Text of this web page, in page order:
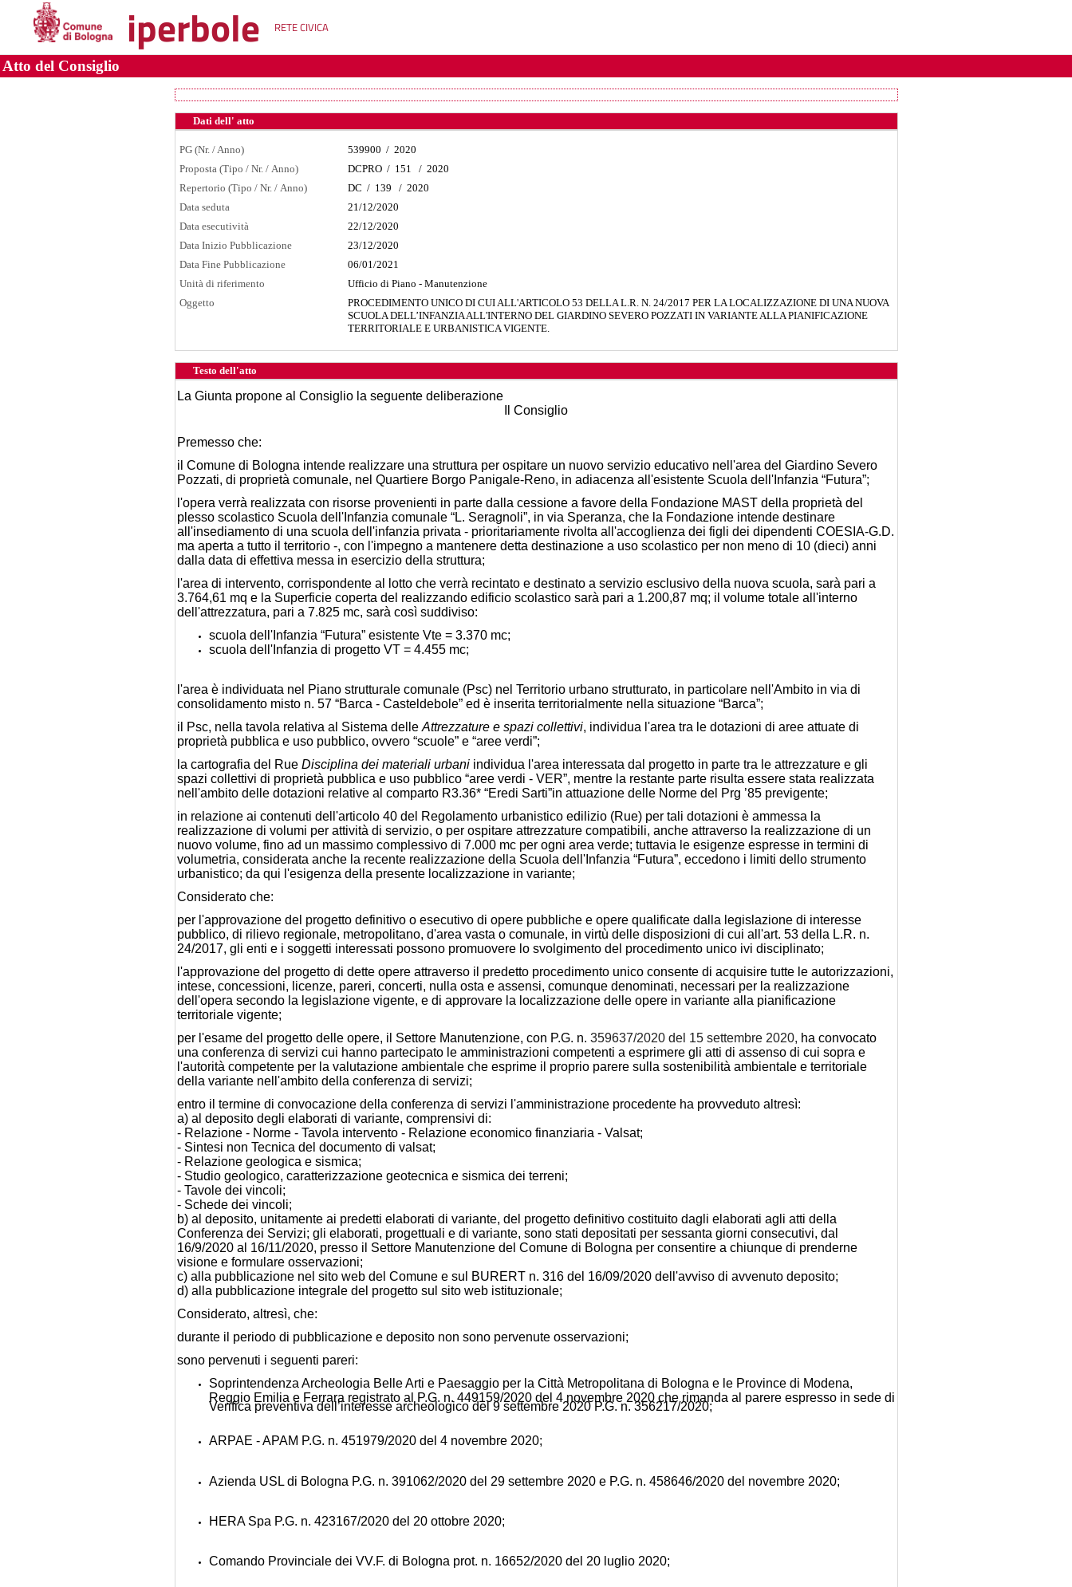
iperbole RETE CIVICA
Atto del Consiglio
Dati dell' atto
PG (Nr. / Anno) 539900 / 2020
Proposta (Tipo / Nr. / Anno)
DCPRO / 151 / 2020
Repertorio (Tipo / Nr. / Anno)
DC / 139 / 2020
Data seduta
21/12/2020
Data esecutività
22/12/2020
Data Inizio Pubblicazione
23/12/2020
Data Fine Pubblicazione
06/01/2021
Unità di riferimento
Ufficio di Piano - Manutenzione
Oggetto
PROCEDIMENTO UNICO DI CUI ALL'ARTICOLO 53 DELLA L.R. N. 24/2017 PER LA LOCALIZZAZIONE DI UNA NUOVA
SCUOLA DELL’INFANZIA ALL'INTERNO DEL GIARDINO SEVERO POZZATI IN VARIANTE ALLA PIANIFICAZIONE
TERRITORIALE E URBANISTICA VIGENTE.
Testo dell'atto
La Giunta propone al Consiglio la seguente deliberazione
Il Consiglio
Premesso che:
il Comune di Bologna intende realizzare una struttura per ospitare un nuovo servizio educativo nell'area del Giardino Severo
Pozzati, di proprietà comunale, nel Quartiere Borgo Panigale-Reno, in adiacenza all'esistente Scuola dell'Infanzia “Futura”;
l'opera verrà realizzata con risorse provenienti in parte dalla cessione a favore della Fondazione MAST della proprietà del
plesso scolastico Scuola dell'Infanzia comunale “L. Seragnoli”, in via Speranza, che la Fondazione intende destinare
all'insediamento di una scuola dell'infanzia privata - prioritariamente rivolta all'accoglienza dei figli dei dipendenti COESIA-G.D.
ma aperta a tutto il territorio -, con l'impegno a mantenere detta destinazione a uso scolastico per non meno di 10 (dieci) anni
dalla data di effettiva messa in esercizio della struttura;
l'area di intervento, corrispondente al lotto che verrà recintato e destinato a servizio esclusivo della nuova scuola, sarà pari a
3.764,61 mq e la Superficie coperta del realizzando edificio scolastico sarà pari a 1.200,87 mq; il volume totale all'interno
dell'attrezzatura, pari a 7.825 mc, sarà così suddiviso:
scuola dell'Infanzia “Futura” esistente Vte = 3.370 mc;
scuola dell'Infanzia di progetto VT = 4.455 mc;
l'area è individuata nel Piano strutturale comunale (Psc) nel Territorio urbano strutturato, in particolare nell'Ambito in via di
consolidamento misto n. 57 “Barca - Casteldebole” ed è inserita territorialmente nella situazione “Barca”;
il Psc, nella tavola relativa al Sistema delle Attrezzature e spazi collettivi, individua l'area tra le dotazioni di aree attuate di
proprietà pubblica e uso pubblico, ovvero “scuole” e “aree verdi”;
la cartografia del Rue Disciplina dei materiali urbani individua l'area interessata dal progetto in parte tra le attrezzature e gli
spazi collettivi di proprietà pubblica e uso pubblico “aree verdi - VER”, mentre la restante parte risulta essere stata realizzata
nell'ambito delle dotazioni relative al comparto R3.36* “Eredi Sarti”in attuazione delle Norme del Prg ’85 previgente;
in relazione ai contenuti dell'articolo 40 del Regolamento urbanistico edilizio (Rue) per tali dotazioni è ammessa la
realizzazione di volumi per attività di servizio, o per ospitare attrezzature compatibili, anche attraverso la realizzazione di un
nuovo volume, fino ad un massimo complessivo di 7.000 mc per ogni area verde; tuttavia le esigenze espresse in termini di
volumetria, considerata anche la recente realizzazione della Scuola dell'Infanzia “Futura”, eccedono i limiti dello strumento
urbanistico; da qui l'esigenza della presente localizzazione in variante;
Considerato che:
per l'approvazione del progetto definitivo o esecutivo di opere pubbliche e opere qualificate dalla legislazione di interesse
pubblico, di rilievo regionale, metropolitano, d'area vasta o comunale, in virtù delle disposizioni di cui all'art. 53 della L.R. n.
24/2017, gli enti e i soggetti interessati possono promuovere lo svolgimento del procedimento unico ivi disciplinato;
l'approvazione del progetto di dette opere attraverso il predetto procedimento unico consente di acquisire tutte le autorizzazioni,
intese, concessioni, licenze, pareri, concerti, nulla osta e assensi, comunque denominati, necessari per la realizzazione
dell'opera secondo la legislazione vigente, e di approvare la localizzazione delle opere in variante alla pianificazione
territoriale vigente;
per l'esame del progetto delle opere, il Settore Manutenzione, con P.G. n. 359637/2020 del 15 settembre 2020, ha convocato
una conferenza di servizi cui hanno partecipato le amministrazioni competenti a esprimere gli atti di assenso di cui sopra e
l'autorità competente per la valutazione ambientale che esprime il proprio parere sulla sostenibilità ambientale e territoriale
della variante nell'ambito della conferenza di servizi;
entro il termine di convocazione della conferenza di servizi l'amministrazione procedente ha provveduto altresì:
a) al deposito degli elaborati di variante, comprensivi di:
- Relazione - Norme - Tavola intervento - Relazione economico finanziaria - Valsat;
- Sintesi non Tecnica del documento di valsat;
- Relazione geologica e sismica;
- Studio geologico, caratterizzazione geotecnica e sismica dei terreni;
- Tavole dei vincoli;
- Schede dei vincoli;
b) al deposito, unitamente ai predetti elaborati di variante, del progetto definitivo costituito dagli elaborati agli atti della
Conferenza dei Servizi; gli elaborati, progettuali e di variante, sono stati depositati per sessanta giorni consecutivi, dal
16/9/2020 al 16/11/2020, presso il Settore Manutenzione del Comune di Bologna per consentire a chiunque di prenderne
visione e formulare osservazioni;
c) alla pubblicazione nel sito web del Comune e sul BURERT n. 316 del 16/09/2020 dell'avviso di avvenuto deposito;
d) alla pubblicazione integrale del progetto sul sito web istituzionale;
Considerato, altresì, che:
durante il periodo di pubblicazione e deposito non sono pervenute osservazioni;
sono pervenuti i seguenti pareri:
Soprintendenza Archeologia Belle Arti e Paesaggio per la Città Metropolitana di Bologna e le Province di Modena,
Reggio Emilia e Ferrara registrato al P.G. n. 449159/2020 del 4 novembre 2020 che rimanda al parere espresso in sede di
Verifica preventiva dell’interesse archeologico del 9 settembre 2020 P.G. n. 356217/2020;
ARPAE - APAM P.G. n. 451979/2020 del 4 novembre 2020;
Azienda USL di Bologna P.G. n. 391062/2020 del 29 settembre 2020 e P.G. n. 458646/2020 del novembre 2020;
HERA Spa P.G. n. 423167/2020 del 20 ottobre 2020;
Comando Provinciale dei VV.F. di Bologna prot. n. 16652/2020 del 20 luglio 2020;